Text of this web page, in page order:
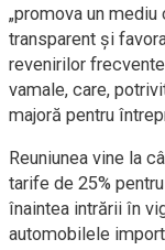
„promova un
transparent și
revenirilor
vamale, care,
majoră pentru
Reuniunea vine la
tarife de 25%
înaintea intrării în
automobilele